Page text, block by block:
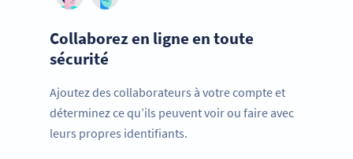
Collaborez en ligne en toute
sécurité
Ajoutez des collaborateurs à votre compte et
déterminez ce qu’ils peuvent voir ou faire avec
leurs propres identifiants.